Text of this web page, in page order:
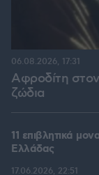
Αφροδίτη
ζώδια
06.08.2026, 17:31
11 επιβλητικά
Ελλάδας
17.06.2026, 22:51